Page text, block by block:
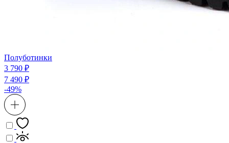
Полуботинки
3 790 ₽
7 490 ₽
-49%